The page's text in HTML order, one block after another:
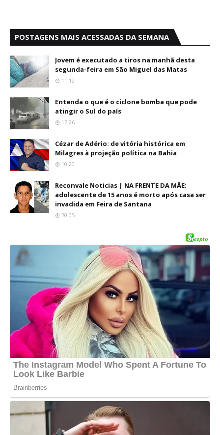
POSTAGENS MAIS ACESSADAS DA SEMANA
Jovem é executado a tiros na manhã desta
segunda-feira em São Miguel das Matas
11:12
Entenda o que é o ciclone bomba que pode
atingir o Sul do país
17:26
Cézar de Adério: de vitória histórica em
Milagres à projeção política na Bahia
10:20
Reconvale Noticias | NA FRENTE DA MÃE:
adolescente de 15 anos é morto após casa ser
invadida em Feira de Santana
20:05